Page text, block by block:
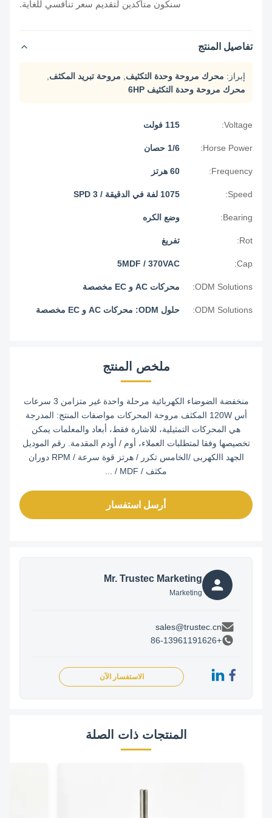
سنكون متأكدين لتقديم سعر تنافسي للغاية.
تفاصيل المنتج
محرك مروحة وحدة التكثيف,مروحة تبريد المكثف,
محرك مروحة وحدة التكثيف 6HP
Voltage:
Horse Power:
Frequency:
Speed:
Bearing: وضع الكره
5MDF / 370VAC
ODM Solutions: محركات AC و EC مخصصة
ODM Solutions: حلول ODM: محركات AC و EC مخصصة
ملخص المنتج
منخفضة الضوضاء الكهربائية مرحلة واحدة غير متزامن 3 سرعات
أس 120W المكثف مروحة المحركات مواصفات المنتج: المدرجة
هي المحركات التمثيلية، للاشارة فقط، أبعاد والمعلمات يمكن
تخصيصها وفقا لمتطلبات العملاء، أوم / أودم المقدمة. رقم الموديل
الجهد االكهربى /الخامس تكرر / هرتز قوة سرعة / RPM دوران
مكثف / MDF / ...
أرسل استفسار
Mr. Trustec Marketing
Marketing
sales@trustec.cn
الاستفسار الآن
المنتجات ذات الصلة